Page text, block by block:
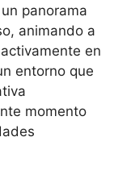
panorama
animando a
en
entorno que
momento